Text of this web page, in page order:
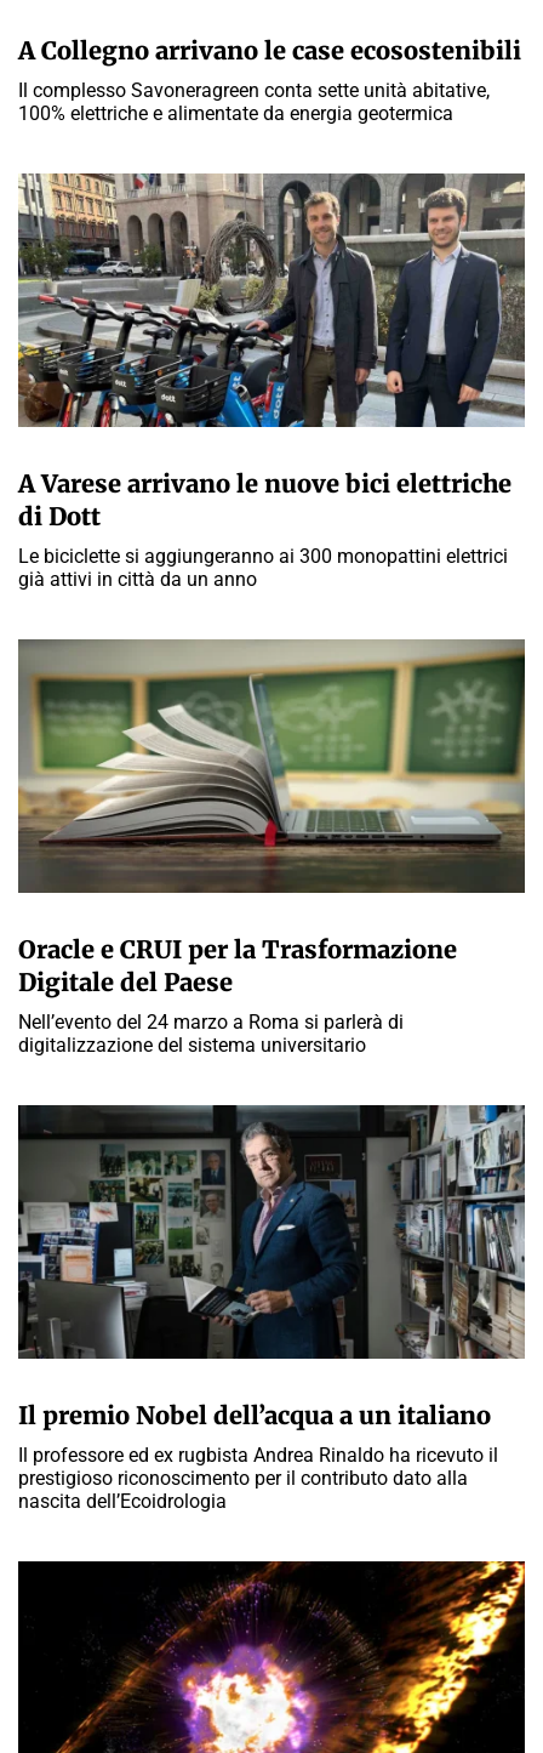
A Collegno arrivano le case ecosostenibili
Il complesso Savoneragreen conta sette unità abitative,
100% elettriche e alimentate da energia geotermica
A Varese arrivano le nuove bici elettriche
di Dott
Le biciclette si aggiungeranno ai 300 monopattini elettrici
già attivi in città da un anno
Oracle e CRUI per la Trasformazione
Digitale del Paese
Nell’evento del 24 marzo a Roma si parlerà di
digitalizzazione del sistema universitario
Il premio Nobel dell’acqua a un italiano
Il professore ed ex rugbista Andrea Rinaldo ha ricevuto il
prestigioso riconoscimento per il contributo dato alla
nascita dell’Ecoidrologia